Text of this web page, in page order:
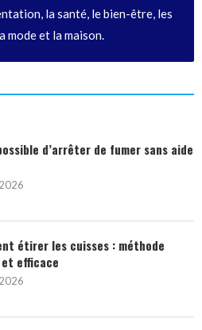
la santé, le bien-être, les
mode et la maison.
d’arrêter de fumer sans aide
étirer les cuisses : méthode
efficace